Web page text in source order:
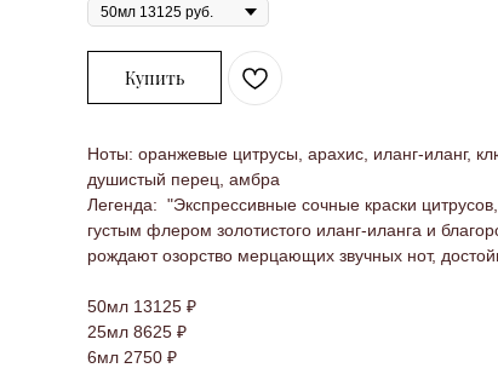
Купить
Ноты: оранжевые цитрусы, арахис, иланг-иланг,
душистый перец, амбра
Легенда: "Экспрессивные сочные краски
густым флером золотистого иланг-иланга и
рождают озорство мерцающих звучных нот,
50мл 13125 ₽
25мл 8625 ₽
6мл 2750 ₽